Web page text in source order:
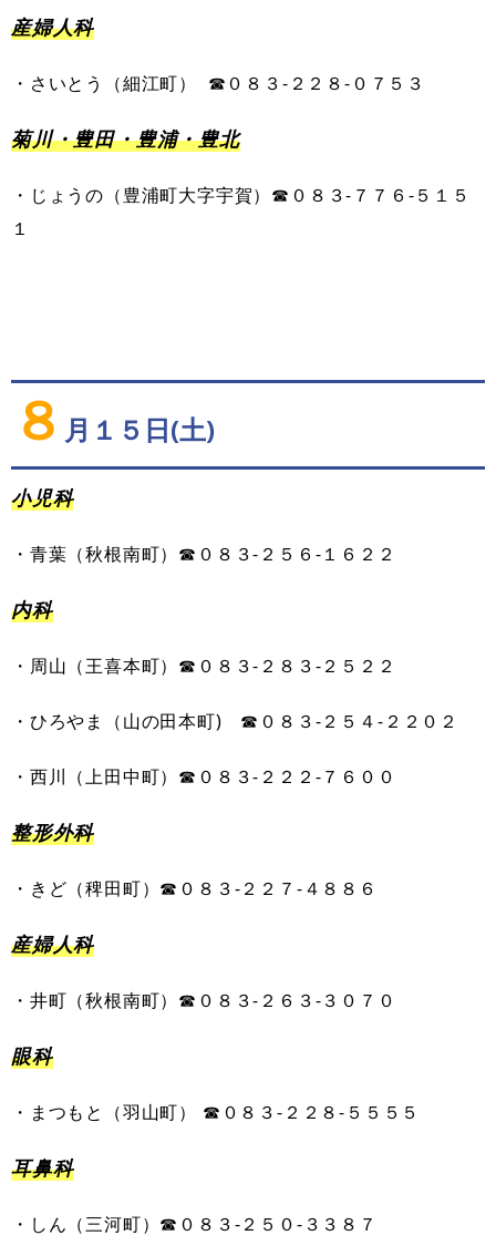
産婦人科
・ さいとう （細江町） ☎０８３- ２２８-０７５３
菊川・豊田・豊浦・豊北
・ じょうの （豊浦町大字宇賀） ☎０８３- ７７６ -５１５
１
８ 月１５日(土)
小児科
・ 青葉 （秋根南町） ☎０８３- ２ ５６ -１６２２
内科
・ 周山 （王喜本町） ☎０８３- ２ ８３-２５２２
・ ひろやま （山の田本町) ☎０８３-２ ５ ４- ２２０２
・ 西川 （上田中町） ☎０８３- ２ ２２ -７６００
整形外科
・ きど （稗田町） ☎０８３-２ ２７ -４８８６
産婦人科
・ 井町 （秋根南町） ☎︎０８３- ２ ６３-３０７０
眼科
・ まつもと（羽山町） ☎０８３- ２ ２８- ５５５５
耳鼻科
・ しん （三河町） ☎０８３-２５０- ３３８７